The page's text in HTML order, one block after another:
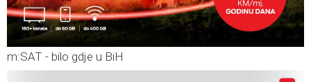
m:SAT - bilo gdje u BiH